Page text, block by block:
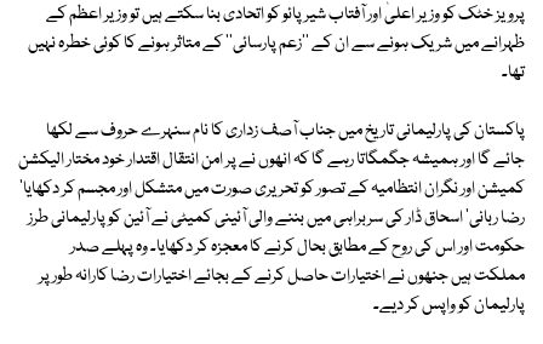
پرویز خٹک کو وزیر اعلیٰ اور آفتاب شیر پائو کو اتحادی بنا سکتے ہیں تو وزیر اعظم کے
ظہرانے میں شریک ہونے سے ان کے ''زعم پارسائی'' کے متاثر ہونے کا کوئی خطرہ نہیں
تھا۔
پاکستان کی پارلیمانی تاریخ میں جناب آصف زداری کا نام سنہرے حروف سے لکھا
جائے گا اور ہمیشہ جگمگاتا رہے گا کہ انھوں نے پر امن انتقال اقتدار خود مختار الیکشن
کمیشن اور نگران انتظامیہ کے تصور کو تحریری صورت میں متشکل اور مجسم کر دکھایا'
رضا ربانی' اسحاق ڈار کی سربراہی میں بننے والی آئینی کمیٹی نے آئین کو پارلیمانی طرز
حکومت اور اس کی روح کے مطابق بحال کرنے کا معجزہ کر دکھایا۔ وہ پہلے صدر
مملکت ہیں جنھوں نے اختیارات حاصل کرنے کے بجائے اختیارات رضا کارانہ طور پر
پارلیمان کو واپس کر دیے۔